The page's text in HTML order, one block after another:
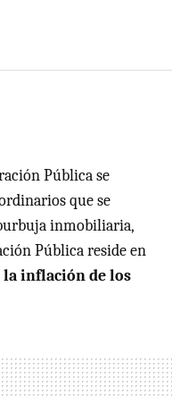
Pública se
que se
inmobiliaria,
Pública reside en
la inflación de los